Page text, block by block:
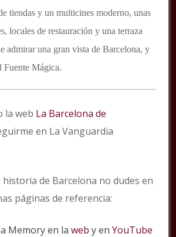
tiendas y un multicines moderno, unas
locales de restauración y una terraza
admirar una gran vista de Barcelona, y
Fuente Mágica.
la web La Barcelona de
en La Vanguardia
de Barcelona no dudes en
páginas de referencia:
Memory en laweb y enYouTube